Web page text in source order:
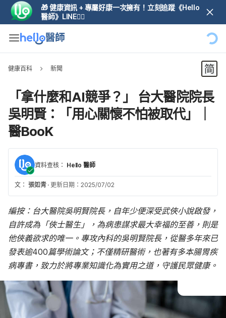
🎁 健康資訊 + 專屬好康一次擁有！立刻追蹤《Hello
醫師》LINE👆🏼
健康百科 新聞
「拿什麼和AI競爭？」 台大醫院院長
吳明賢：「用心關懷不怕被取代」｜
醫BooK
資料查核： Hello 醫師
文： 張如青 · 更新日期：2025/07/02
編按：台大醫院吳明賢院長，自年少便深受武俠小說啟發，
自許成為「俠士醫生」，為病患謀求最大幸福的至善，則是
他俠義欲求的唯一。專攻內科的吳明賢院長，從醫多年來已
發表逾400篇學術論文；不僅精研醫術，也著有多本腸胃疾
病專書，致力於將專業知識化為實用之道，守護民眾健康。